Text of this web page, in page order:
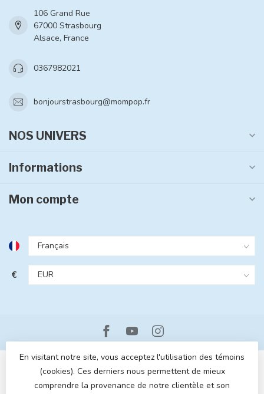
106 Grand Rue
67000 Strasbourg
Alsace, France
0367982021
bonjourstrasbourg@mompop.fr
NOS UNIVERS
Informations
Mon compte
€
En visitant notre site, vous acceptez l'utilisation des témoins
(cookies). Ces derniers nous permettent de mieux
comprendre la provenance de notre clientèle et son